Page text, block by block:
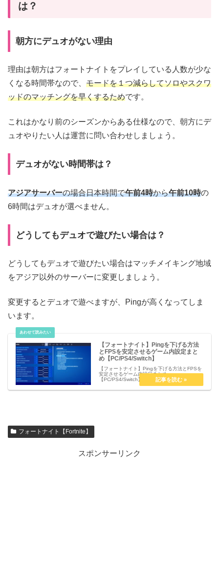
は？
朝方にデュオがない理由
理由は朝方はフォートナイトをプレイしている人数が少な
くなる時間帯なので、 モードを１つ減らしてソロやスクワ
ッドのマッチングを早くするためです。
これはかなり前のシーズンからある仕様なので、朝方にデ
ュオやりたい人は運営に問い合わせしましょう。
デュオがない時間帯は？
アジアサーバーの場合日本時間で午前4時から午前10時の
6時間はデュオが選べません。
どうしてもデュオで遊びたい場合は？
どうしてもデュオで遊びたい場合はマッチメイキング地域
をアジア以外のサーバーに変更しましょう。
変更するとデュオで遊べますが、Pingが高くなってしま
います。
【フォートナイト】Pingを下げる方法
とFPSを安定させるゲーム内設定まと
め【PC/PS4/Switch】
【フォートナイト】Pingを下げる方法とFPSを
安定させるゲーム内設定まとめ
【PC/PS4/Switch】スキンを全て初期状態にす
る スキン バックパック ツルハシ グライダー
降下時のエフェクト 武器スキンこれらを全て初
フォートナイト【Fortnite】
スポンサーリンク